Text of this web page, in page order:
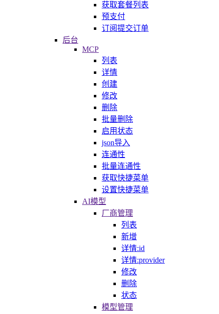
获取套餐列表
预支付
订阅提交订单
后台
MCP
列表
详情
创建
修改
删除
批量删除
启用状态
json导入
连通性
批量连通性
获取快捷菜单
设置快捷菜单
AI模型
厂商管理
列表
新增
详情:id
详情:provider
修改
删除
状态
模型管理